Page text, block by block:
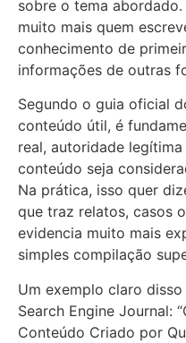
sobre o tema
muito mais quem
conhecimento de
informações de outras
Segundo o guia oficial
conteúdo útil, é
real, autoridade
conteúdo seja
Na prática, isso quer
que traz relatos, casos
evidencia muito mais
simples compilação
Um exemplo claro
Search Engine Journal:
Conteúdo Criado por